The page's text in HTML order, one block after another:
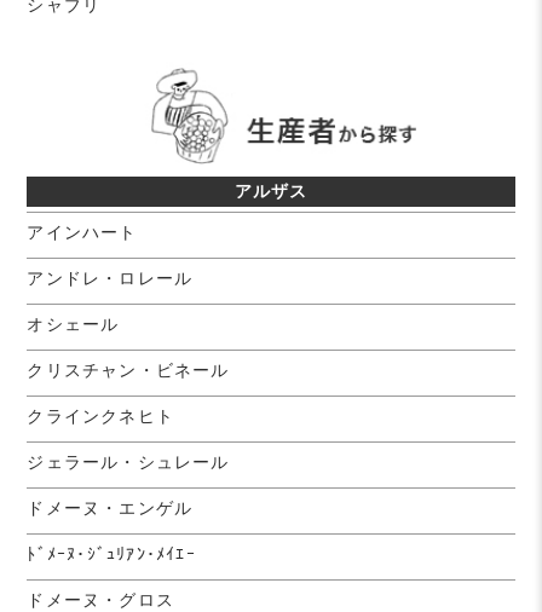
シャブリ
アルザス
アインハート
アンドレ・ロレール
オシェール
クリスチャン・ビネール
クラインクネヒト
ジェラール・シュレール
ドメーヌ・エンゲル
ﾄﾞﾒｰﾇ･ｼﾞｭﾘｱﾝ･ﾒｲｴｰ
ドメーヌ・グロス